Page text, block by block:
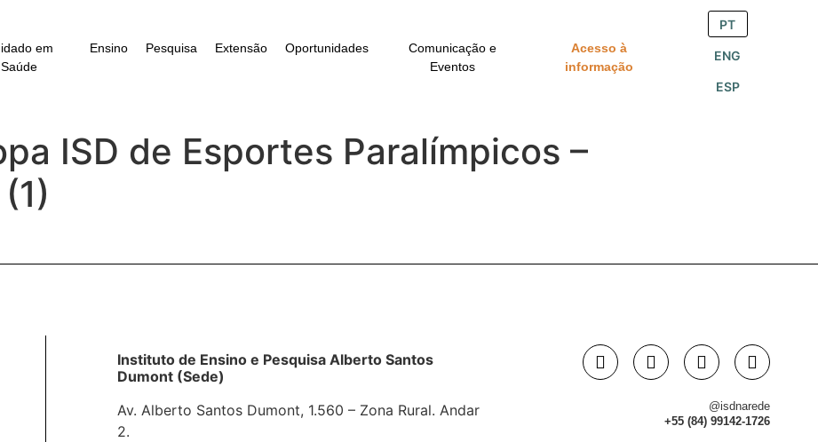
em
Saúde
Ensino Pesquisa Extensão Oportunidades
Comunicação e
Eventos
Acesso à
informação
PT
ENG
ESP
ISD de Esportes Paralímpicos –
Instituto de Ensino e Pesquisa Alberto Santos
Dumont (Sede)
Av. Alberto Santos Dumont, 1.560 – Zona Rural. Andar
2.
@isdnarede
+55 (84) 99142-1726